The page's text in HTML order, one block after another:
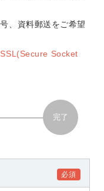
、資料郵送をご希望
Socket
完了